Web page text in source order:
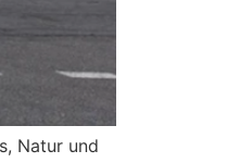
Natur und